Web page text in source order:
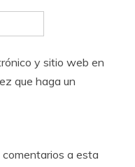
y sitio web en
que haga un
comentarios a esta